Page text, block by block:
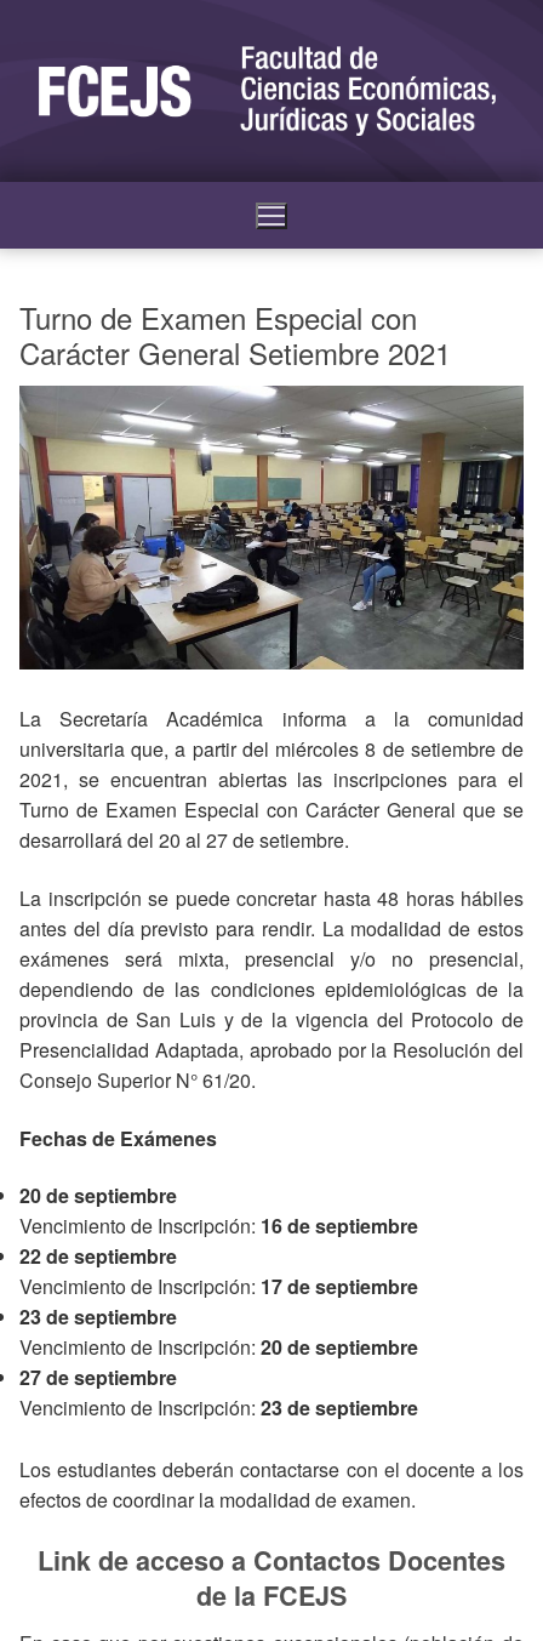
Turno de Examen Especial con
Carácter General Setiembre 2021
La Secretaría Académica informa a la comunidad
universitaria que, a partir del miércoles 8 de setiembre de
2021, se encuentran abiertas las inscripciones para el
Turno de Examen Especial con Carácter General que se
desarrollará del 20 al 27 de setiembre.
La inscripción se puede concretar hasta 48 horas hábiles
antes del día previsto para rendir. La modalidad de estos
exámenes será mixta, presencial y/o no presencial,
dependiendo de las condiciones epidemiológicas de la
provincia de San Luis y de la vigencia del Protocolo de
Presencialidad Adaptada, aprobado por la Resolución del
Consejo Superior N° 61/20.
Fechasde Exámenes
20 de septiembre
Vencimiento de Inscripción: 16 de septiembre
22 de septiembre
Vencimiento de Inscripción: 17 de septiembre
23 de septiembre
Vencimiento de Inscripción: 20 de septiembre
27 de septiembre
Vencimiento de Inscripción: 23 de septiembre
Los estudiantes deberán contactarse con el docente a los
efectos de coordinar la modalidad de examen.
Link de acceso a Contactos Docentes
de la FCEJS